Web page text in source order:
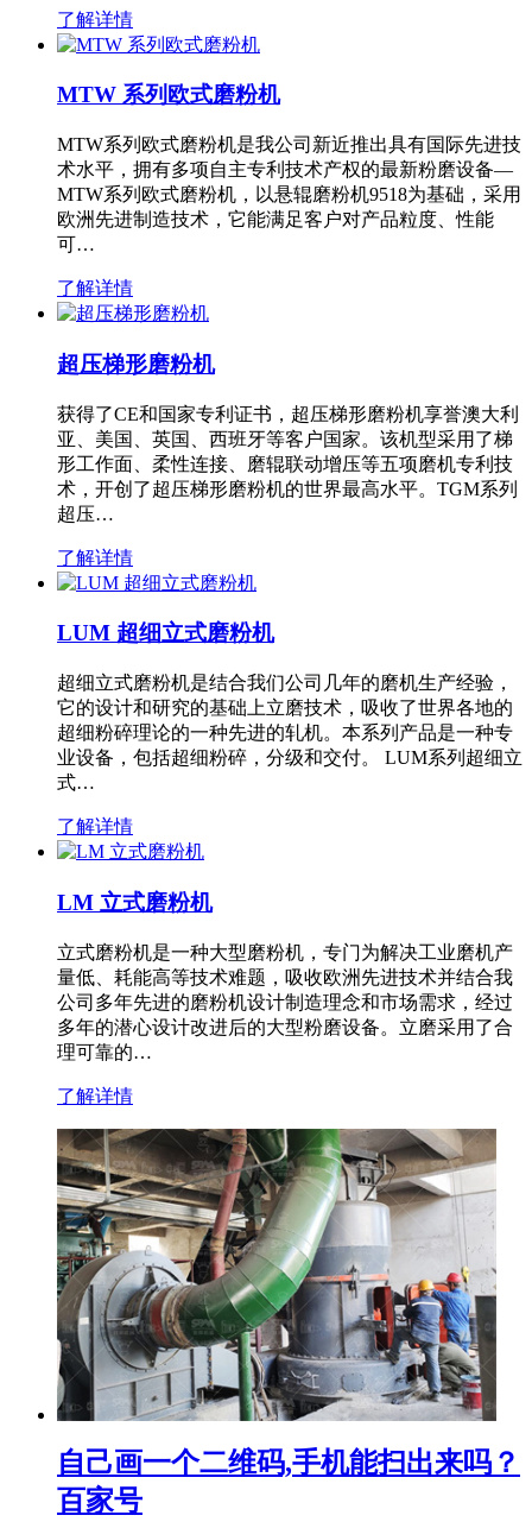
了解详情
MTW 系列欧式磨粉机
MTW系列欧式磨粉机是我公司新近推出具有国际先进技
术水平，拥有多项自主专利技术产权的最新粉磨设备—
MTW系列欧式磨粉机，以悬辊磨粉机9518为基础，采用
欧洲先进制造技术，它能满足客户对产品粒度、性能
可…
了解详情
超压梯形磨粉机
获得了CE和国家专利证书，超压梯形磨粉机享誉澳大利
亚、美国、英国、西班牙等客户国家。该机型采用了梯
形工作面、柔性连接、磨辊联动增压等五项磨机专利技
术，开创了超压梯形磨粉机的世界最高水平。TGM系列
超压…
了解详情
LUM 超细立式磨粉机
超细立式磨粉机是结合我们公司几年的磨机生产经验，
它的设计和研究的基础上立磨技术，吸收了世界各地的
超细粉碎理论的一种先进的轧机。本系列产品是一种专
业设备，包括超细粉碎，分级和交付。 LUM系列超细立
式…
了解详情
LM 立式磨粉机
立式磨粉机是一种大型磨粉机，专门为解决工业磨机产
量低、耗能高等技术难题，吸收欧洲先进技术并结合我
公司多年先进的磨粉机设计制造理念和市场需求，经过
多年的潜心设计改进后的大型粉磨设备。立磨采用了合
理可靠的…
了解详情
自己画一个二维码,手机能扫出来吗？
百家号